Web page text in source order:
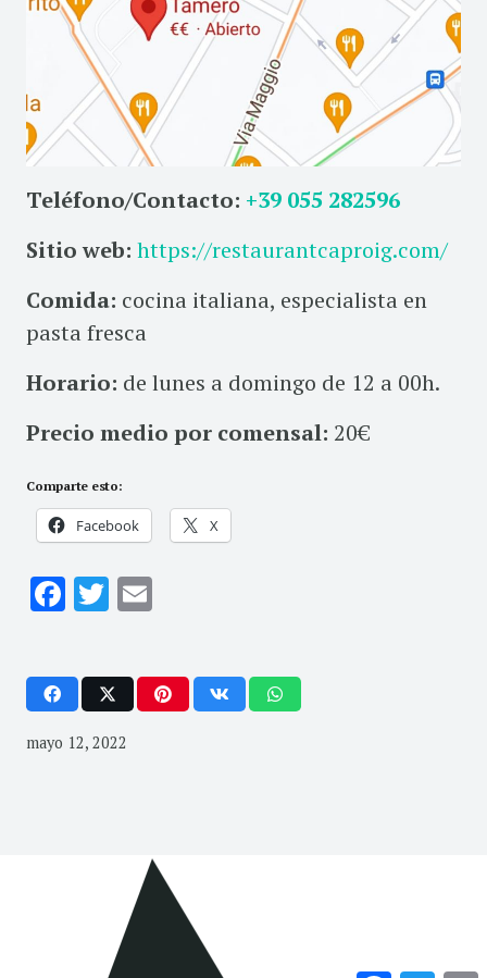
Teléfono/Contacto: +39 055 282596
Sitio web: https://restaurantcaproig.com/
Comida: cocina italiana, especialista en
pasta fresca
Horario: de lunes a domingo de 12 a 00h.
Precio medio por comensal: 20€
Comparte esto:
Facebook X
Facebook
Twitter
mayo 12, 2022